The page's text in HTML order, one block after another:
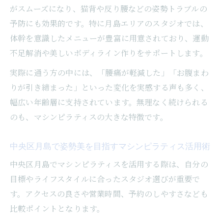
がスムーズになり、猫背や反り腰などの姿勢トラブルの
予防にも効果的です。特に月島エリアのスタジオでは、
体幹を意識したメニューが豊富に用意されており、運動
不足解消や美しいボディライン作りをサポートします。
実際に通う方の中には、「腰痛が軽減した」「お腹まわ
りが引き締まった」といった変化を実感する声も多く、
幅広い年齢層に支持されています。無理なく続けられる
のも、マシンピラティスの大きな特徴です。
中央区月島で姿勢美を目指すマシンピラティス活用術
中央区月島でマシンピラティスを活用する際は、自分の
目標やライフスタイルに合ったスタジオ選びが重要で
す。アクセスの良さや営業時間、予約のしやすさなども
比較ポイントとなります。